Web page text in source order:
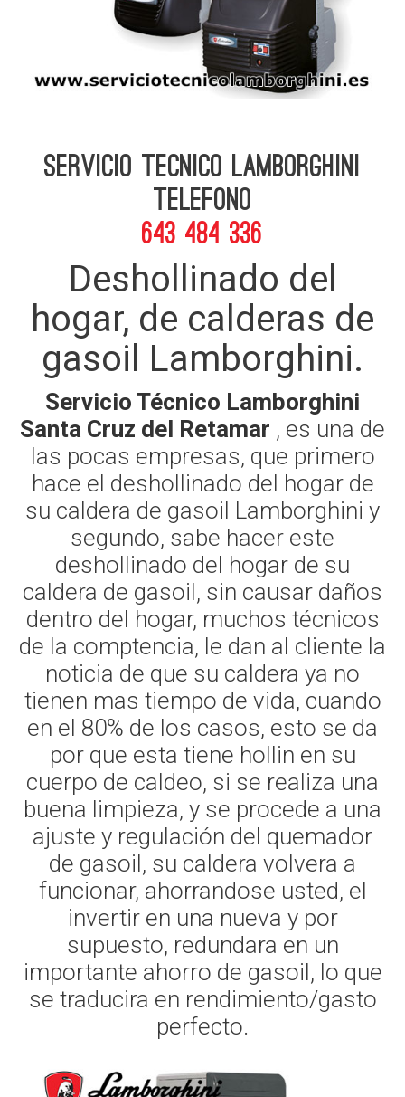
Servicio Tecnico Lamborghini
telefono
643 484 336
Deshollinado del
hogar, de calderas de
gasoil Lamborghini.
Servicio Técnico Lamborghini
Santa Cruz del Retamar , es una de
las pocas empresas, que primero
hace el deshollinado del hogar de
su caldera de gasoil Lamborghini y
segundo, sabe hacer este
deshollinado del hogar de su
caldera de gasoil, sin causar daños
dentro del hogar, muchos técnicos
de la comptencia, le dan al cliente la
noticia de que su caldera ya no
tienen mas tiempo de vida, cuando
en el 80% de los casos, esto se da
por que esta tiene hollin en su
cuerpo de caldeo, si se realiza una
buena limpieza, y se procede a una
ajuste y regulación del quemador
de gasoil, su caldera volvera a
funcionar, ahorrandose usted, el
invertir en una nueva y por
supuesto, redundara en un
importante ahorro de gasoil, lo que
se traducira en rendimiento/gasto
perfecto.